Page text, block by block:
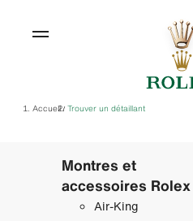
Accueil/ Trouver un détaillant
Montres et
accessoires Rolex
Air‑King